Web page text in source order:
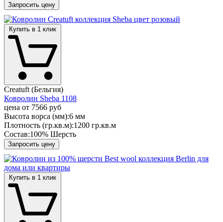
Запросить цену
Купить в 1 клик
Creatuft (Бельгия)
Ковролин Sheba 1108
цена от 7566 руб
Высота ворса (мм):6 мм
Плотность (гр.кв.м):1200 гр.кв.м
Состав:100% Шерсть
Запросить цену
Купить в 1 клик